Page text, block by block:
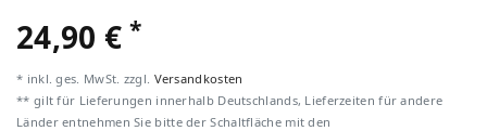
24,90 €*
* inkl. ges. MwSt. zzgl. Versandkosten
** gilt für Lieferungen innerhalb Deutschlands, Lieferzeiten für andere
Länder entnehmen Sie bitte der Schaltfläche mit den